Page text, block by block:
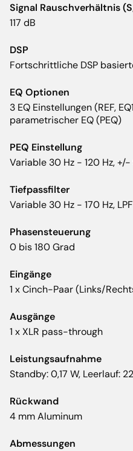
Signal Rauschverhältnis
117 dB
DSP
Fortschrittliche DSP
EQ Optionen
3 EQ Einstellungen (REF,
parametrischer EQ (PEQ)
PEQ Einstellung
Variable 30 Hz - 120 Hz, +/-
Tiefpassfilter
Variable 30 Hz - 170 Hz,
Phasensteuerung
0 bis 180 Grad
Eingänge
1 x Cinch-Paar (Links/
Ausgänge
1 x XLR pass-through
Leistungsaufnahme
Standby: 0,17 W, Leerlauf:
Rückwand
4 mm Aluminum
Abmessungen